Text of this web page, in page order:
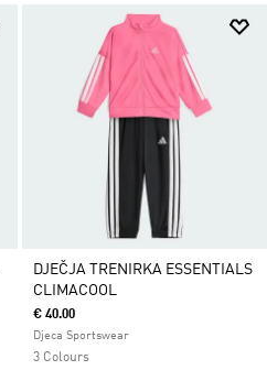
DJEČJA TRENIRKA ESSENTIALS
CLIMACOOL
€ 40.00
Djeca Sportswear
3 Colours